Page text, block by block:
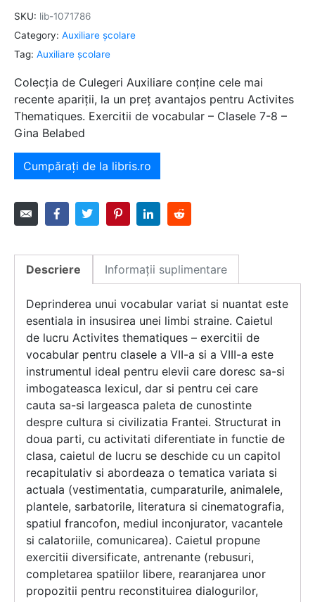
SKU: lib-1071786
Category: Auxiliare şcolare
Tag: Auxiliare şcolare
Colecția de Culegeri Auxiliare conține cele mai
recente apariții, la un preț avantajos pentru Activites
Thematiques. Exercitii de vocabular – Clasele 7-8 –
Gina Belabed
Cumpărați de la libris.ro
Descriere Informații suplimentare
Deprinderea unui vocabular variat si nuantat este
esentiala in insusirea unei limbi straine. Caietul
de lucru Activites thematiques – exercitii de
vocabular pentru clasele a VII-a si a VIII-a este
instrumentul ideal pentru elevii care doresc sa-si
imbogateasca lexicul, dar si pentru cei care
cauta sa-si largeasca paleta de cunostinte
despre cultura si civilizatia Frantei. Structurat in
doua parti, cu activitati diferentiate in functie de
clasa, caietul de lucru se deschide cu un capitol
recapitulativ si abordeaza o tematica variata si
actuala (vestimentatia, cumparaturile, animalele,
plantele, sarbatorile, literatura si cinematografia,
spatiul francofon, mediul inconjurator, vacantele
si calatoriile, comunicarea). Caietul propune
exercitii diversificate, antrenante (rebusuri,
completarea spatiilor libere, rearanjarea unor
propozitii pentru reconstituirea dialogurilor,